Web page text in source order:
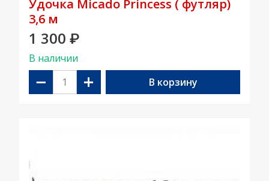
Удочка Micado Princess ( футляр)
3,6 м
1 300 ₽
В наличии
− + В корзину